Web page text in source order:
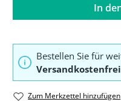
In
Bestellen Sie für
Versandkostenfrei
Zum Merkzettel hinzufügen